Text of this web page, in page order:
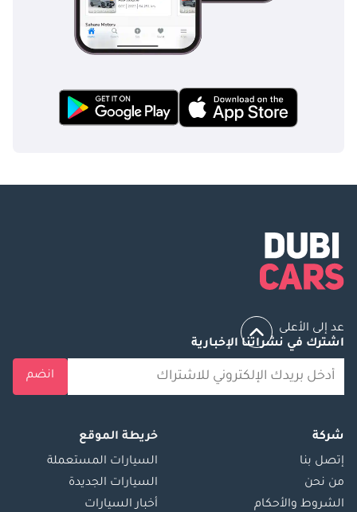
عد إلى الأعلى
اشترك في نشراتنا الإخبارية
انضم
شركة
إتصل بنا
من نحن
الشروط والأحكام
خريطة الموقع
السيارات المستعملة
السيارات الجديدة
أخبار السيارات